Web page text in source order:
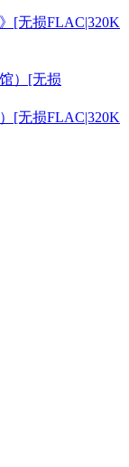
[无损FLAC|320K
[无损FLAC|320K